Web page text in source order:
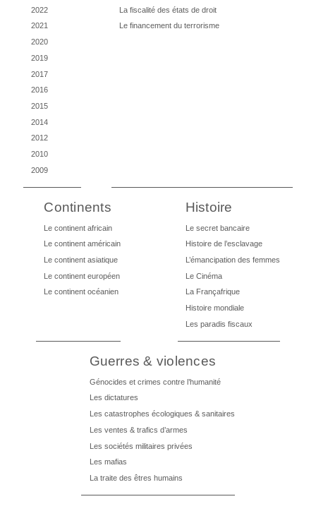
2022
2021
2020
2019
2017
2016
2015
2014
2012
2010
2009
La fiscalité des états de droit
Le financement du terrorisme
Continents
Le continent africain
Le continent américain
Le continent asiatique
Le continent européen
Le continent océanien
Histoire
Le secret bancaire
Histoire de l’esclavage
L’émancipation des femmes
Le Cinéma
La Françafrique
Histoire mondiale
Les paradis fiscaux
Guerres & violences
Génocides et crimes contre l’humanité
Les dictatures
Les catastrophes écologiques & sanitaires
Les ventes & trafics d’armes
Les sociétés militaires privées
Les mafias
La traite des êtres humains